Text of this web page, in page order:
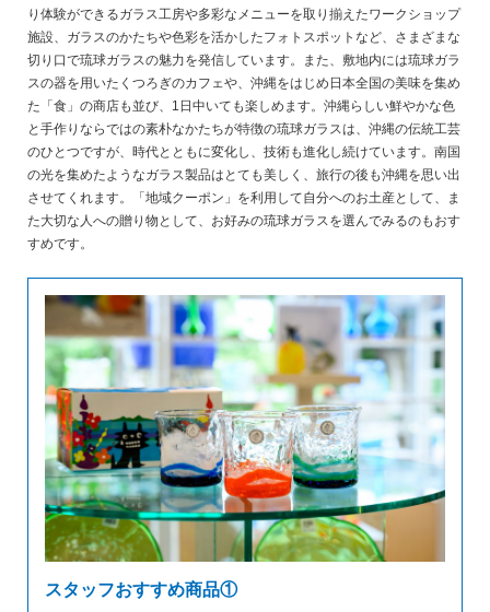
り体験ができるガラス工房や多彩なメニューを取り揃えたワークショップ
施設、ガラスのかたちや色彩を活かしたフォトスポットなど、さまざまな
切り口で琉球ガラスの魅力を発信しています。また、敷地内には琉球ガラ
スの器を用いたくつろぎのカフェや、沖縄をはじめ日本全国の美味を集め
た「食」の商店も並び、1日中いても楽しめます。沖縄らしい鮮やかな色
と手作りならではの素朴なかたちが特徴の琉球ガラスは、沖縄の伝統工芸
のひとつですが、時代とともに変化し、技術も進化し続けています。南国
の光を集めたようなガラス製品はとても美しく、旅行の後も沖縄を思い出
させてくれます。「地域クーポン」を利用して自分へのお土産として、ま
た大切な人への贈り物として、お好みの琉球ガラスを選んでみるのもおす
すめです。
スタッフおすすめ商品①